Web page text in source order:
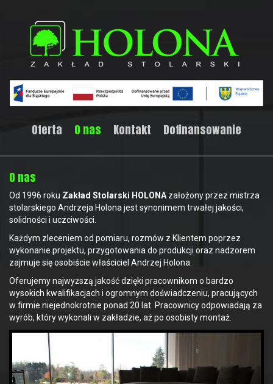
Oferta O nas Kontakt Dofinansowanie
O nas
Od 1996 roku Zakład Stolarski HOLONA założony przez mistrza
stolarskiego Andrzeja Holona jest synonimem trwałej jakości,
solidności i uczciwości.
Każdym zleceniem od pomiaru, rozmów z Klientem poprzez
wykonanie projektu, przygotowania do produkcji oraz nadzorem
zajmuje się osobiście właściciel Andrzej Holona.
Oferujemy najwyższą jakość dzięki pracownikom o bardzo
wysokich kwalifikacjach i ogromnym doświadczeniu, pracujących
w firmie niejednokrotnie ponad 20 lat. Pracownicy odpowiadają za
wyrób, który wykonali w zakładzie, aż po osobisty montaż.